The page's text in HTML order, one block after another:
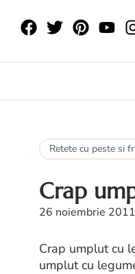
Retete cu peste si
Crap
26 noiembrie 2011
Crap umplut cu
umplut cu